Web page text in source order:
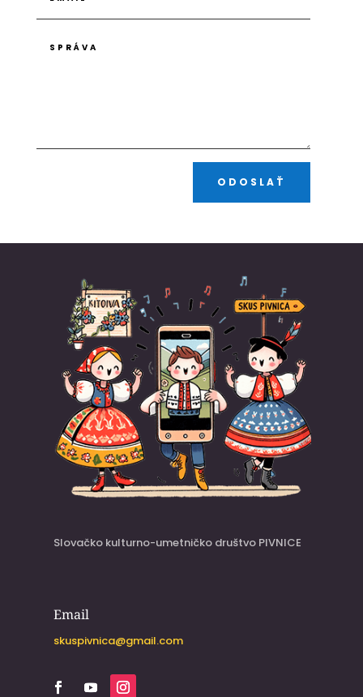
ODOSLAŤ
Slovačko kulturno-umetničko društvo PIVNICE
Email
skuspivnica@gmail.com